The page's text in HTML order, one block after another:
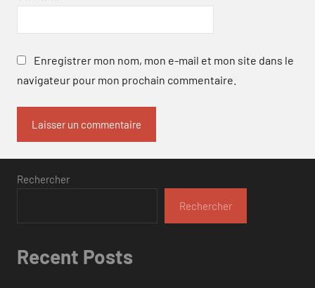
Enregistrer mon nom, mon e-mail et mon site dans le
navigateur pour mon prochain commentaire.
Rechercher
Rechercher
Recent Posts